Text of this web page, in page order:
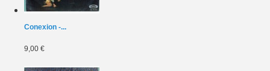
Conexion -...
9,00 €